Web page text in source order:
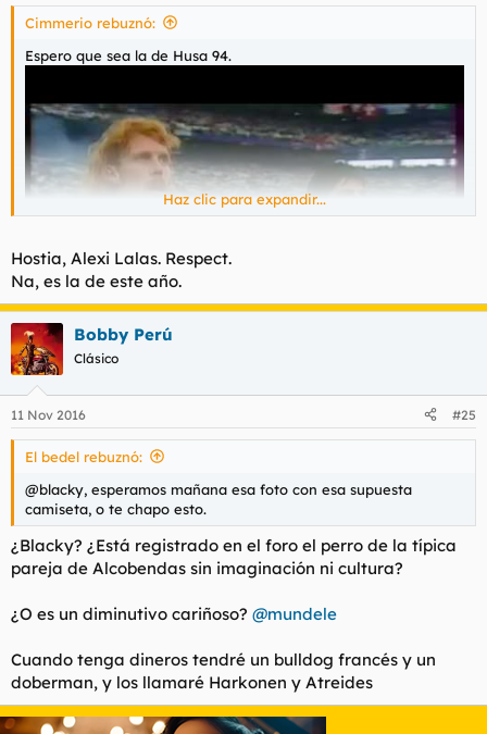
Cimmerio rebuznó:
Espero que sea la de Husa 94.
Haz clic para expandir...
Hostia, Alexi Lalas. Respect.
Na, es la de este año.
Bobby Perú
Clásico
11 Nov 2016 #25
El bedel rebuznó:
@blacky, esperamos mañana esa foto con esa supuesta
camiseta, o te chapo esto.
¿Blacky? ¿Está registrado en el foro el perro de la típica
pareja de Alcobendas sin imaginación ni cultura?
¿O es un diminutivo cariñoso? @mundele
Cuando tenga dineros tendré un bulldog francés y un
doberman, y los llamaré Harkonen y Atreides